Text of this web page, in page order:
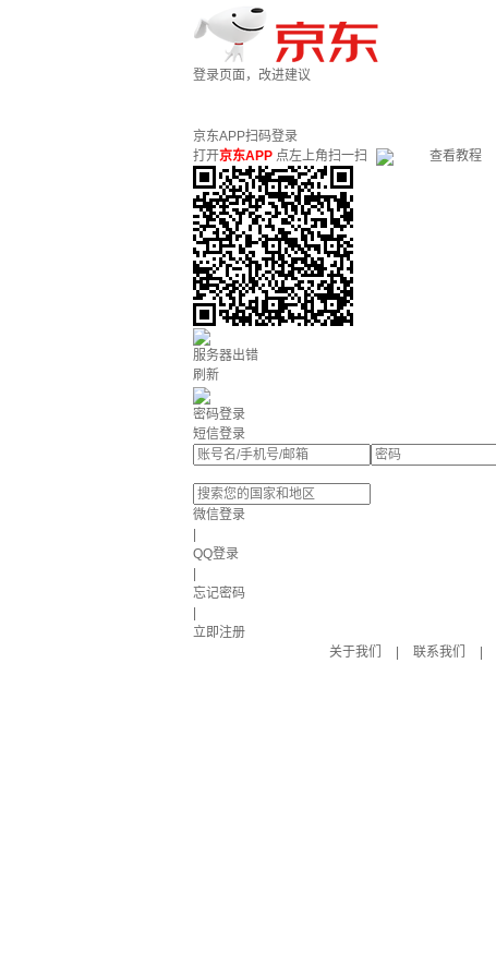
登录页面，改进建议
京东APP扫码登录
打开京东APP 点左上角扫一扫 查看教程
服务器出错
刷新
密码登录
短信登录
微信登录
QQ登录
忘记密码
立即注册
关于我们
联系我们